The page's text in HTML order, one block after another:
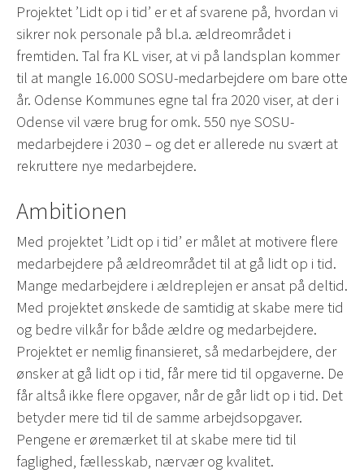
Projektet ’Lidt op i tid’ er et af svarene på, hvordan vi
sikrer nok personale på bl.a. ældreområdet i
fremtiden. Tal fra KL viser, at vi på landsplan kommer
til at mangle 16.000 SOSU-medarbejdere om bare otte
år. Odense Kommunes egne tal fra 2020 viser, at der i
Odense vil være brug for omk. 550 nye SOSU-
medarbejdere i 2030 – og det er allerede nu svært at
rekruttere nye medarbejdere.
Ambitionen
Med projektet ’Lidt op i tid’ er målet at motivere flere
medarbejdere på ældreområdet til at gå lidt op i tid.
Mange medarbejdere i ældreplejen er ansat på deltid.
Med projektet ønskede de samtidig at skabe mere tid
og bedre vilkår for både ældre og medarbejdere.
Projektet er nemlig finansieret, så medarbejdere, der
ønsker at gå lidt op i tid, får mere tid til opgaverne. De
får altså ikke flere opgaver, når de går lidt op i tid. Det
betyder mere tid til de samme arbejdsopgaver.
Pengene er øremærket til at skabe mere tid til
faglighed, fællesskab, nærvær og kvalitet.